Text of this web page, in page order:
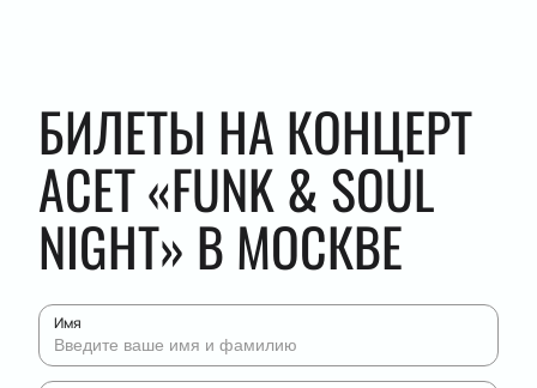
БИЛЕТЫ НА КОНЦЕРТ
АСЕТ «FUNK & SOUL
NIGHT» В МОСКВЕ
Имя